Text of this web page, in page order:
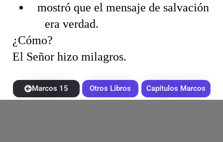
mostró que el mensaje de salvación
era verdad.
¿Cómo?
El Señor hizo milagros.
Marcos 15 Otros Libros Capítulos Marcos